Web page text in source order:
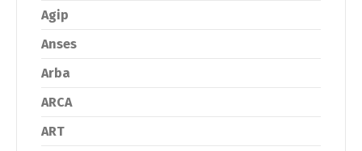
Agip
Anses
Arba
ARCA
ART